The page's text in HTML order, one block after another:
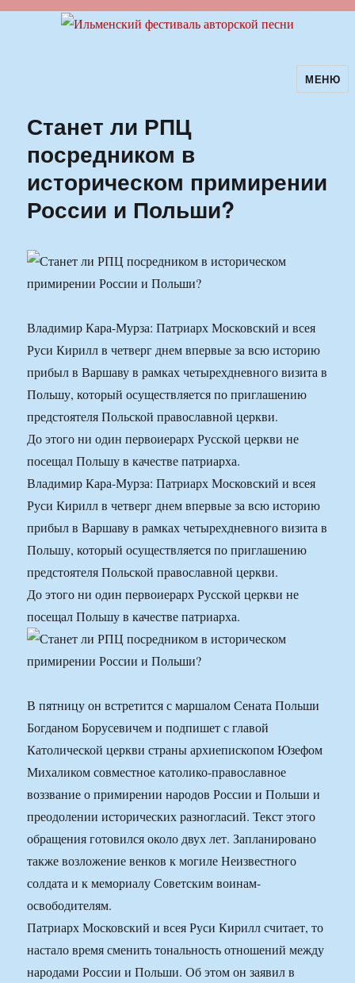
Ильменский фестиваль авторскойМЕНЮ
Станет ли РПЦ
посредником в
историческом примирении
России и Польши?
Владимир Кара-Мурза: Патриарх Московский и всея
Руси Кирилл в четверг днем впервые за всю историю
прибыл в Варшаву в рамках четырехдневного визита в
Польшу, который осуществляется по приглашению
предстоятеля Польской православной церкви.
До этого ни один первоиерарх Русской церкви не
посещал Польшу в качестве патриарха.
Владимир Кара-Мурза: Патриарх Московский и всея
Руси Кирилл в четверг днем впервые за всю историю
прибыл в Варшаву в рамках четырехдневного визита в
Польшу, который осуществляется по приглашению
предстоятеля Польской православной церкви.
До этого ни один первоиерарх Русской церкви не
посещал Польшу в качестве патриарха.
В пятницу он встретится с маршалом Сената Польши
Богданом Борусевичем и подпишет с главой
Католической церкви страны архиепископом Юзефом
Михаликом совместное католико-православное
воззвание о примирении народов России и Польши и
преодолении исторических разногласий. Текст этого
обращения готовился около двух лет. Запланировано
также возложение венков к могиле Неизвестного
солдата и к мемориалу Советским воинам-
освободителям.
Патриарх Московский и всея Руси Кирилл считает, то
настало время сменить тональность отношений между
народами России и Польши. Об этом он заявил в